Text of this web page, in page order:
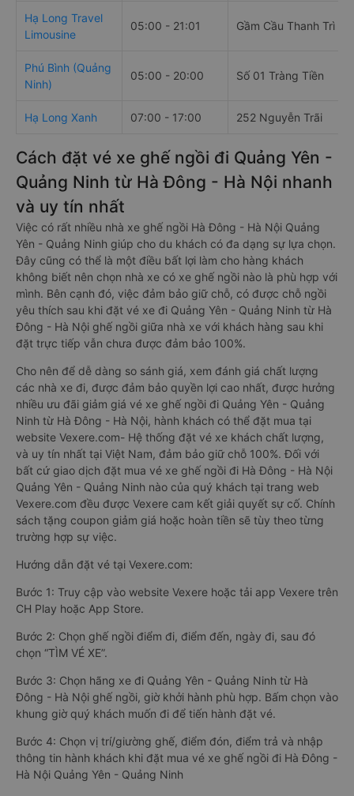
Hạ Long Travel
Limousine
05:00 - 21:01 Gầm Cầu Thanh Trì
Phú Bình (Quảng
Ninh)
05:00 - 20:00 Số 01 Tràng Tiền
Hạ Long Xanh 07:00 - 17:00 252 Nguyễn Trãi
Cách đặt vé xe ghế ngồi đi Quảng Yên -
Quảng Ninh từ Hà Đông - Hà Nội nhanh
và uy tín nhất
Việc có rất nhiều nhà xe ghế ngồi Hà Đông - Hà Nội Quảng
Yên - Quảng Ninh giúp cho du khách có đa dạng sự lựa chọn.
Đây cũng có thể là một điều bất lợi làm cho hàng khách
không biết nên chọn nhà xe có xe ghế ngồi nào là phù hợp với
mình. Bên cạnh đó, việc đảm bảo giữ chỗ, có được chỗ ngồi
yêu thích sau khi đặt vé xe đi Quảng Yên - Quảng Ninh từ Hà
Đông - Hà Nội ghế ngồi giữa nhà xe với khách hàng sau khi
đặt trực tiếp vẫn chưa được đảm bảo 100%.
Cho nên để dễ dàng so sánh giá, xem đánh giá chất lượng
các nhà xe đi, được đảm bảo quyền lợi cao nhất, được hưởng
nhiều ưu đãi giảm giá vé xe ghế ngồi đi Quảng Yên - Quảng
Ninh từ Hà Đông - Hà Nội, hành khách có thể đặt mua tại
website Vexere.com- Hệ thống đặt vé xe khách chất lượng,
và uy tín nhất tại Việt Nam, đảm bảo giữ chỗ 100%. Đối với
bất cứ giao dịch đặt mua vé xe ghế ngồi đi Hà Đông - Hà Nội
Quảng Yên - Quảng Ninh nào của quý khách tại trang web
Vexere.com đều được Vexere cam kết giải quyết sự cố. Chính
sách tặng coupon giảm giá hoặc hoàn tiền sẽ tùy theo từng
trường hợp sự việc.
Hướng dẫn đặt vé tại Vexere.com:
Bước 1: Truy cập vào website Vexere hoặc tải app Vexere trên
CH Play hoặc App Store.
Bước 2: Chọn ghế ngồi điểm đi, điểm đến, ngày đi, sau đó
chọn “TÌM VÉ XE”.
Bước 3: Chọn hãng xe đi Quảng Yên - Quảng Ninh từ Hà
Đông - Hà Nội ghế ngồi, giờ khởi hành phù hợp. Bấm chọn vào
khung giờ quý khách muốn đi để tiến hành đặt vé.
Bước 4: Chọn vị trí/giường ghế, điểm đón, điểm trả và nhập
thông tin hành khách khi đặt mua vé xe ghế ngồi đi Hà Đông -
Hà Nội Quảng Yên - Quảng Ninh